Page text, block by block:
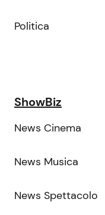
Politica
ShowBiz
News Cinema
News Musica
News Spettacolo